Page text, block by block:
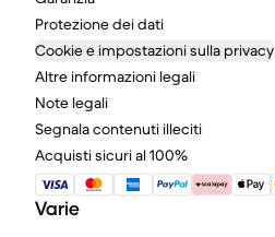
Protezione dei dati
Cookie e impostazioni sulla privacy
Altre informazioni legali
Note legali
Segnala contenuti illeciti
Acquisti sicuri al 100%
Varie